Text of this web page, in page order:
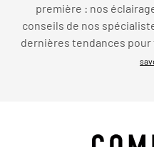
première : nos
conseils de nos
dernières tendances pour